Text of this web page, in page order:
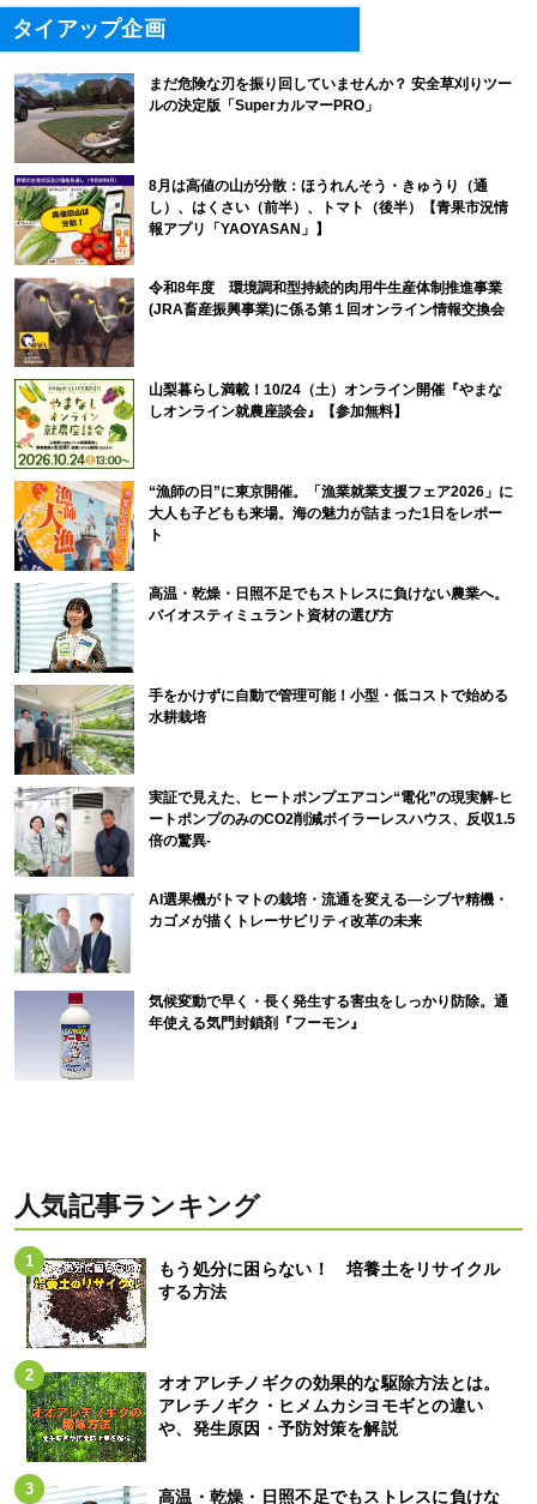
タイアップ企画
まだ危険な刃を振り回していませんか？ 安全草刈りツー
ルの決定版「SuperカルマーPRO」
8月は高値の山が分散：ほうれんそう・きゅうり（通
し）、はくさい（前半）、トマト（後半）【青果市況情
報アプリ「YAOYASAN」】
令和8年度 環境調和型持続的肉用牛生産体制推進事業
(JRA畜産振興事業)に係る第１回オンライン情報交換会
山梨暮らし満載！10/24（土）オンライン開催『やまな
しオンライン就農座談会』【参加無料】
“漁師の日”に東京開催。「漁業就業支援フェア2026」に
大人も子どもも来場。海の魅力が詰まった1日をレポー
ト
高温・乾燥・日照不足でもストレスに負けない農業へ。
バイオスティミュラント資材の選び方
手をかけずに自動で管理可能！小型・低コストで始める
水耕栽培
実証で見えた、ヒートポンプエアコン“電化”の現実解-ヒ
ートポンプのみのCO2削減ボイラーレスハウス、反収1.5
倍の驚異-
AI選果機がトマトの栽培・流通を変える―シブヤ精機・
カゴメが描くトレーサビリティ改革の未来
気候変動で早く・長く発生する害虫をしっかり防除。通
年使える気門封鎖剤『フーモン』
人気記事ランキング
もう処分に困らない！ 培養土をリサイクル
する方法
オオアレチノギクの効果的な駆除方法とは。
アレチノギク・ヒメムカシヨモギとの違い
や、発生原因・予防対策を解説
高温・乾燥・日照不足でもストレスに負けな